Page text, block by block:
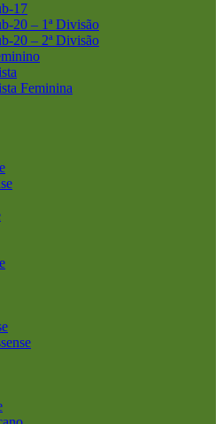
17
20 – 1ª Divisão
20 – 2ª Divisão
Feminina